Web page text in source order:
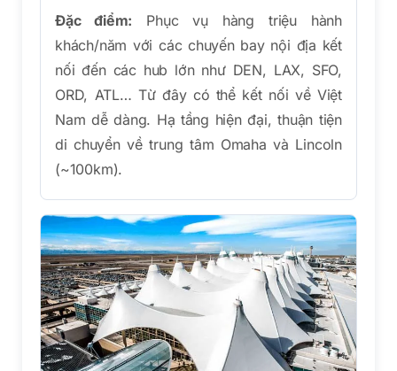
Đặc điểm: Phục vụ hàng triệu hành
khách/năm với các chuyến bay nội địa kết
nối đến các hub lớn như DEN, LAX, SFO,
ORD, ATL… Từ đây có thể kết nối về Việt
Nam dễ dàng. Hạ tầng hiện đại, thuận tiện
di chuyển về trung tâm Omaha và Lincoln
(~100km).